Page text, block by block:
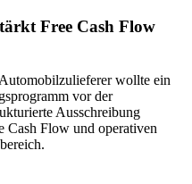
Free Cash Flow
wollte ein
vor der
Ausschreibung
Cash Flow und operativen